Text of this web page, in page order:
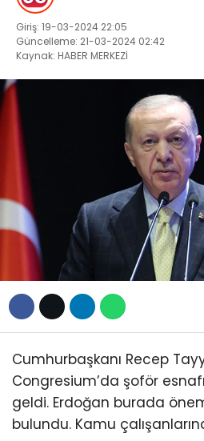
TEKNOLOJİ
Giriş: 19-03-2024 22:05
Güncelleme: 21-03-2024 02:42
Kaynak: HABER MERKEZİ
Cumhurbaşkanı Recep
Congresium’da şoför
geldi. Erdoğan burada
bulundu. Kamu